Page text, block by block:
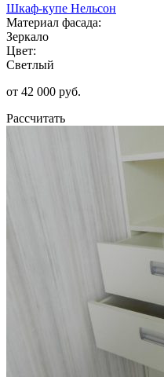
Шкаф-купе Нельсон
Материал фасада:
Зеркало
Цвет:
Светлый
от 42 000 руб.
Рассчитать